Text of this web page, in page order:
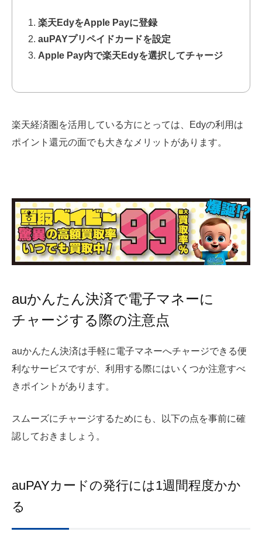
楽天EdyをApple Payに登録
auPAYプリペイドカードを設定
Apple Pay内で楽天Edyを選択してチャージ
楽天経済圏を活用している方にとっては、Edyの利用は
ポイント還元の面でも大きなメリットがあります。
auかんたん決済で電子マネーに
チャージする際の注意点
auかんたん決済は手軽に電子マネーへチャージできる便
利なサービスですが、利用する際にはいくつか注意すべ
きポイントがあります。
スムーズにチャージするためにも、以下の点を事前に確
認しておきましょう。
auPAYカードの発行には1週間程度かか
る